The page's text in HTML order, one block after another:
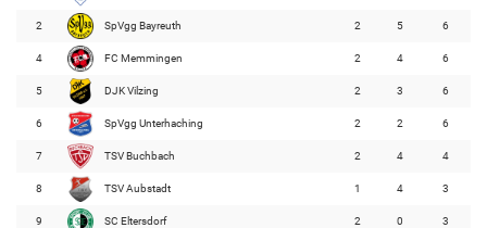
2 SpVgg Bayreuth 2 5 6
4 FC Memmingen 2 4 6
5 DJK Vilzing 2 3 6
6 SpVgg Unterhaching 2 2 6
7 TSV Buchbach 2 4 4
8 TSV Aubstadt 1 4 3
9 SC Eltersdorf 2 0 3